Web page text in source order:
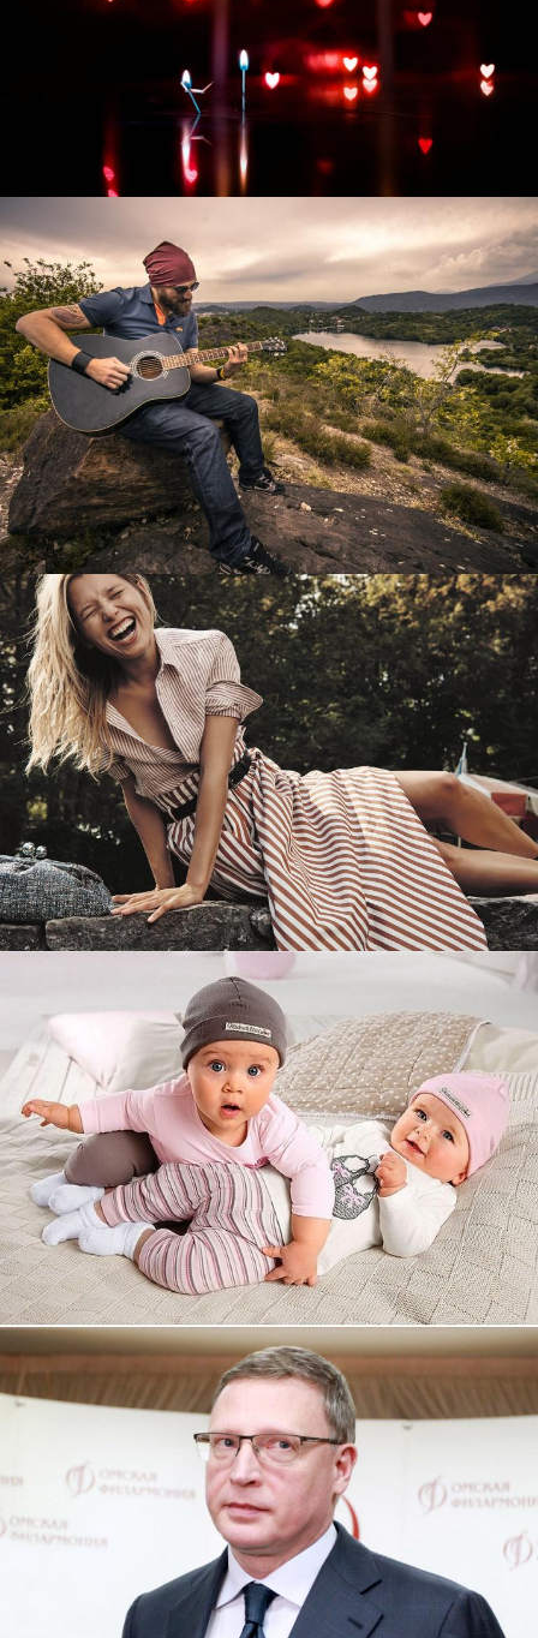
Развитие интернет-магазина "Всё для
праздника"
Смотреть проект
Перевод интернет-магазина
Guitaramania.ru на 1С-Битрикс
Смотреть проект
Имиджевый сайт для сети магазинов
Soho Project
Смотреть проект
Увеличили выручку интернет-
магазину topdatop.ru на 25%!
Смотреть проект
Сайт кандидата в губернаторы
Буркова Александра Леонидовича
Смотреть проект